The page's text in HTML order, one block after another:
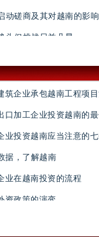
动磋商及其对越南的影响
头但挑战日益凸显
一代外资浪潮
南7月CPI环比下降0.12%
境贸易便利化
”机遇
段 力争9月试运行
筑企业承包越南工程项
口加工企业投资越南的
业投资越南应当注意的
据，了解越南
业在越南投资的流程
资政策的演变